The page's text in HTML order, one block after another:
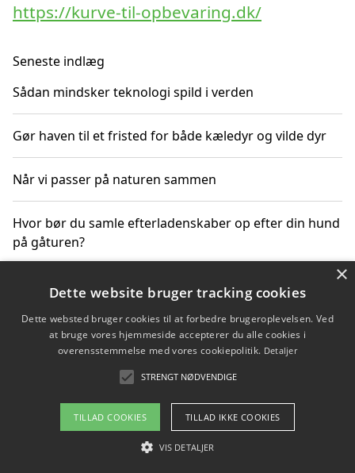
https://kurve-til-opbevaring.dk/
Seneste indlæg
Sådan mindsker teknologi spild i verden
Gør haven til et fristed for både kæledyr og vilde dyr
Når vi passer på naturen sammen
Hvor bør du samle efterladenskaber op efter din hund
på gåturen?
Sådan rydder du effektivt op efter et stort event
Copyright 2026 - Pilanto Aps
Om / kontakt
Blog Betingelser
×
Dette website bruger tracking cookies
Dette websted bruger cookies til at forbedre brugeroplevelsen. Ved
at bruge vores hjemmeside accepterer du alle cookies i
overensstemmelse med vores cookiepolitik. Detaljer
STRENGT NØDVENDIGE
TILLAD COOKIES TILLAD IKKE COOKIES
VIS DETALJER